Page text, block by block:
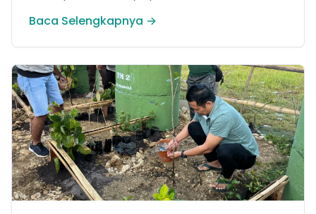
tanah, tanjakan, turunan hingga trek yang
Baca Selengkapnya →